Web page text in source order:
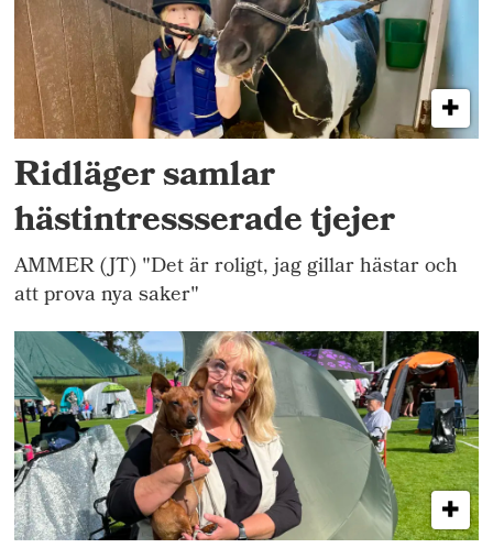
Ridläger samlar
hästintressserade tjejer
AMMER (JT) "Det är roligt, jag gillar hästar och
att prova nya saker"